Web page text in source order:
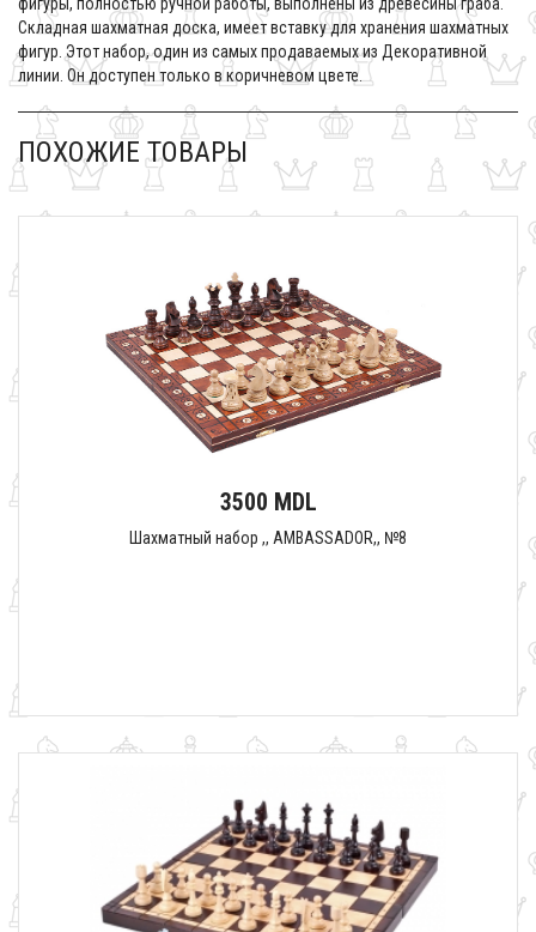
фигуры, полностью ручной работы, выполнены из древесины граба.
Складная шахматная доска, имеет вставку для хранения шахматных
фигур. Этот набор, один из самых продаваемых из Декоративной
линии. Он доступен только в коричневом цвете.
ПОХОЖИЕ ТОВАРЫ
3500 MDL
Шахматный набор ,, AMBASSADOR,, №8